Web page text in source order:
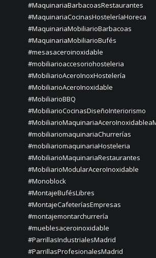
#MaquinariaBarbacoasRestaurantes
#MaquinariaCocinasHosteleríaHoreca
#MaquinariaMobiliarioBarbacoas
#MaquinariaMobiliarioBufés
#mesasaceroinoxidable
#mobiliarioaccesoriohosteleria
#MobiliarioAceroInoxHostelería
#MobiliarioAceroInoxidable
#MobiliarioBBQ
#MobiliarioCocinasDiseñoInteriorismo
#mobiliariomaquinariaChurrerías
#mobiliariomaquinariaHosteleria
#MobiliarioMaquinariaRestaurantes
#MobiliarioModularAceroInoxidable
#Monoblock
#MontajeBufésLibres
#MontajeCafeteríasEmpresas
#montajemontarchurrería
#mueblesaceroinoxidable
#ParrillasIndustrialesMadrid
#ParrillasProfesionalesMadrid